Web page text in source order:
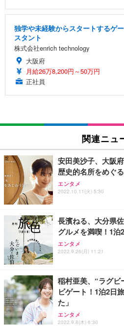
独学や未経験からスタートするゲ
スタント
株式会社enrich technology
大阪府
月給26万8,200円～50万円
正社員
関連ニュ
安田美沙子、大阪
歴史的名所をめぐ
エンタメ
2022.10.11(火) 5:30
長濱ねる、大分県
グルメを満喫！1泊
エンタメ
2022.9.26(月) 11:21
稲村亜美、“ラグビ
ビゲート！1泊2日
た」
エンタメ
2022.9.8(木) 6:30